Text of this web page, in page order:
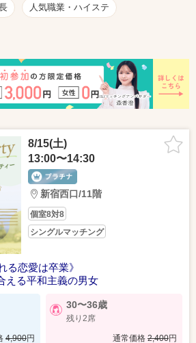
人気職業・ハイステ
8/15(土)
13:00〜14:30
新宿西口/11階
個室8対8
シングルマッチング
る恋愛は卒業》
える平和主義の男女
4,900円
30〜36歳
残り2席
通常価格 2,400円